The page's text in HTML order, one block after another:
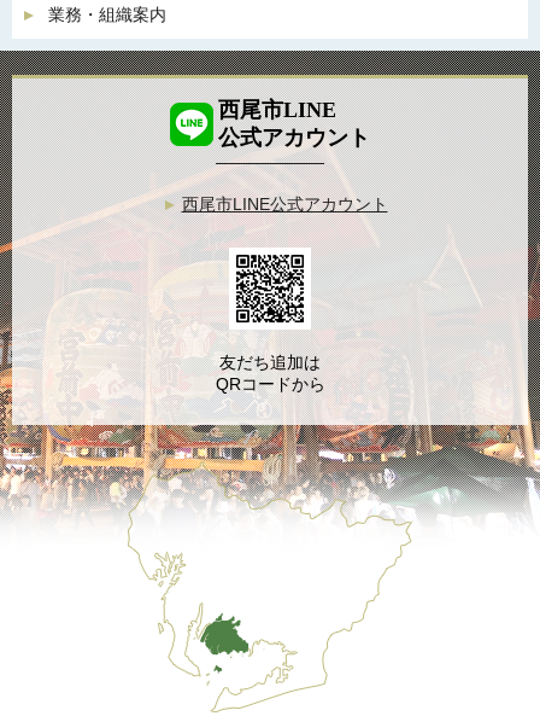
業務・組織案内
西尾市LINE
公式アカウント
西尾市LINE公式アカウント
友だち追加は
QRコードから